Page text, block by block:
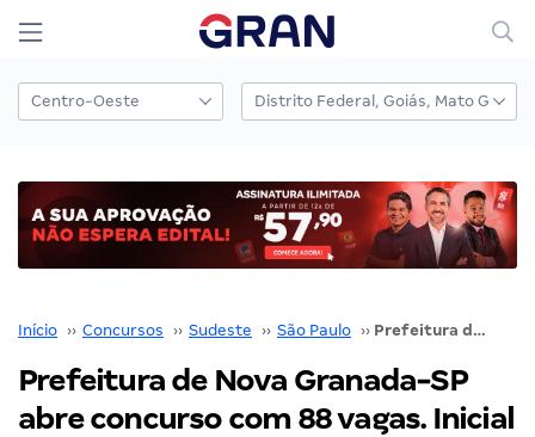
Início ›› Concursos ›› Sudeste ›› São Paulo ›› Prefeitura de Nova Granada-SP abre concurso com 88 vagas. Inicial de até R$ 8.792,41!
Prefeitura de Nova Granada-SP
abre concurso com 88 vagas. Inicial